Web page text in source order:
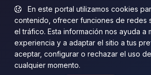
En este portal utilizamos cookies
contenido, ofrecer funciones de redes
el tráfico. Esta información nos ayuda a
experiencia y a adaptar el sitio a tus
aceptar, configurar o rechazar el uso
cualquier momento.